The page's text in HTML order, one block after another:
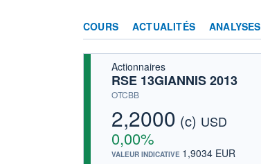
COURS ACTUALITÉS ANALYSES
Actionnaires
RSE 13GIANNIS 2013
OTCBB
2,2000 (c) USD
0,00%
VALEUR INDICATIVE 1,9034 EUR